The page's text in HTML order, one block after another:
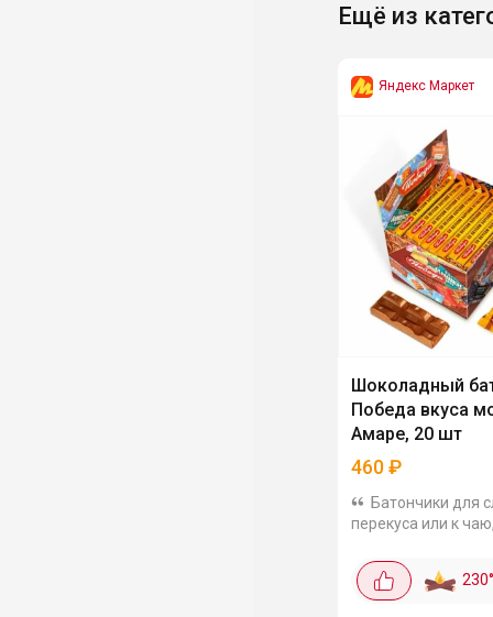
Ещё из
Яндекс Маркет
Шоколадный
Победа вкуса
Амаре, 20 шт
460₽
Батончики для
перекуса или к
за 1 шт. Сладость
молочного
230°